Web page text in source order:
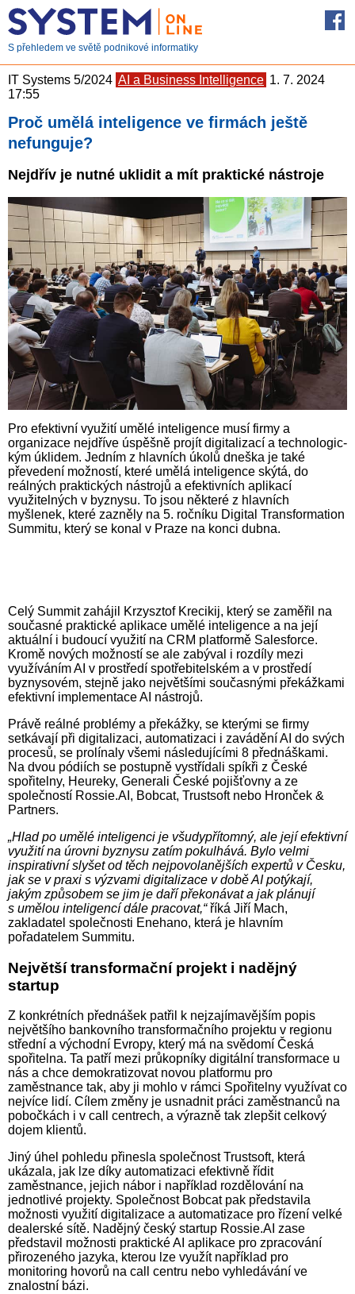
S přehledem ve světě podnikové informatiky
IT Systems 5/2024 AI a Business Intelligence 1. 7. 2024
17:55
Proč umělá inteligence ve firmách ještě
nefunguje?
Nejdřív je nutné uklidit a mít praktické nástroje
Pro efektivní využití umělé inteligen­ce musí firmy a
organizace nejdříve úspěšně projít digitalizací a techno­logic­
kým úklidem. Jedním z hlavních úkolů dneška je také
převedení možností, které umělá inteligen­ce skýtá, do
reálných praktických nástrojů a efektivních aplikací
využitelných v byznysu. To jsou některé z hlavních
myšlenek, které zazněly na 5. ročníku Digital Transformation
Summitu, který se konal v Praze na konci dubna.
Celý Summit zahájil Krzysztof Krecikij, který se zaměřil na
současné praktické aplikace umělé inteligence a na její
aktuální i budoucí využití na CRM platformě Salesforce.
Kromě nových možností se ale zabýval i rozdíly mezi
využíváním AI v prostředí spotřebitelském a v prostředí
byznysovém, stejně jako největšími současnými překážkami
efektivní implementace AI nástrojů.
Právě reálné problémy a překážky, se kterými se firmy
setkávají při digitalizaci, automatizaci i zavádění AI do svých
procesů, se prolínaly všemi následujícími 8 přednáškami.
Na dvou pódiích se postupně vystřídali spíkři z České
spořitelny, Heureky, Generali České pojišťovny a ze
společností Rossie.AI, Bobcat, Trustsoft nebo Hronček &
Partners.
„Hlad po umělé inteligenci je všudypřítomný, ale její efektivní
využití na úrovni byznysu zatím pokulhává. Bylo velmi
inspirativní slyšet od těch nejpovolanějších expertů v Česku,
jak se v praxi s výzvami digitalizace v době AI potýkají,
jakým způsobem se jim je daří překonávat a jak plánují
s umělou inteligencí dále pracovat,“říká Jiří Mach,
zakladatel společnosti Enehano, která je hlavním
pořadatelem Summitu.
Největší transformační projekt i nadějný
startup
Z konkrétních přednášek patřil k nejzajímavějším popis
největšího bankovního transformačního projektu v regionu
střední a východní Evropy, který má na svědomí Česká
spořitelna. Ta patří mezi průkopníky digitální transformace u
nás a chce demokratizovat novou platformu pro
zaměstnance tak, aby ji mohlo v rámci Spořitelny využívat co
nejvíce lidí. Cílem změny je usnadnit práci zaměstnanců na
pobočkách i v call centrech, a výrazně tak zlepšit celkový
dojem klientů.
Jiný úhel pohledu přinesla společnost Trustsoft, která
ukázala, jak lze díky automatizaci efektivně řídit
zaměstnance, jejich nábor i například rozdělování na
jednotlivé projekty. Společnost Bobcat pak představila
možnosti využití digitalizace a automatizace pro řízení velké
dealerské sítě. Nadějný český startup Rossie.AI zase
představil možnosti praktické AI aplikace pro zpracování
přirozeného jazyka, kterou lze využít například pro
monitoring hovorů na call centru nebo vyhledávání ve
znalostní bázi.